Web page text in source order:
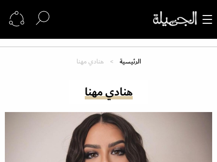
الرئيسية هنادي مهنا
هنادي مهنا